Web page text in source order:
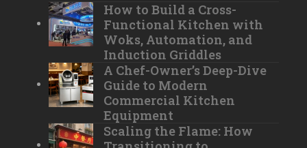
How to Build a Cross-
Functional Kitchen with
Woks, Automation, and
Induction Griddles
A Chef-Owner’s Deep-Dive
Guide to Modern
Commercial Kitchen
Equipment
Scaling the Flame: How